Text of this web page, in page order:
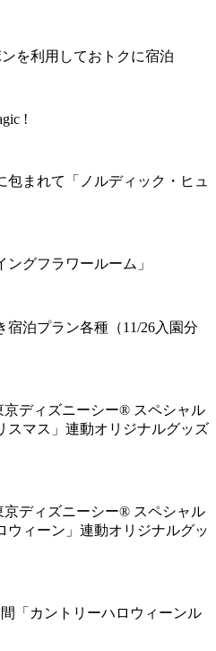
を利用しておトクに宿泊
!
まれて「ノルディック・ヒュ
グフラワールーム」
泊プラン各種（11/26入園分
ディズニーシー® スペシャル
スマス」連動オリジナルグッズ
ディズニーシー® スペシャル
ウィーン」連動オリジナルグッ
「カントリーハロウィーンル